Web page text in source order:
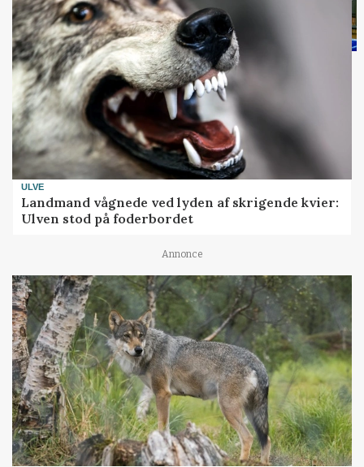
ULVE
Landmand vågnede ved lyden af skrigende kvier:
Ulven stod på foderbordet
Annonce